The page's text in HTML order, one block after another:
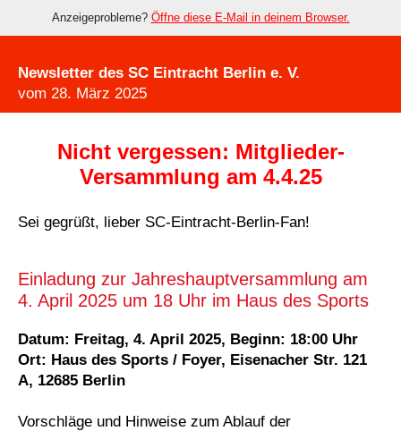
Anzeigeprobleme? Öffne diese E-Mail in deinem Browser.
Newsletter des SC Eintracht Berlin e. V.
vom 28. März 2025
Nicht vergessen: Mitglieder-
Versammlung am 4.4.25
Sei gegrüßt, lieber SC-Eintracht-Berlin-Fan!
Einladung zur Jahreshauptversammlung am
4. April 2025 um 18 Uhr im Haus des Sports
Datum: Freitag, 4. April 2025, Beginn: 18:00 Uhr
Ort: Haus des Sports / Foyer, Eisenacher Str. 121
A, 12685 Berlin
Vorschläge und Hinweise zum Ablauf der